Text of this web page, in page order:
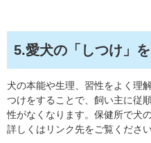
5.愛犬の「しつけ」
犬の本能や生理、習性をよく理
つけをすることで、飼い主に従
性がなくなります。保健所で犬
詳しくはリンク先をご覧ください